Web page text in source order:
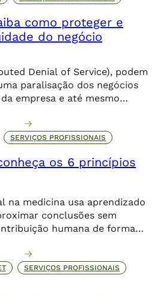
como proteger e
do negócio
Denial of Service), podem
paralisação dos negócios
empresa e até mesmo
da companhia. Além de
no ambiente
ser irreparáveis. Alguns dos
ransomware, que […]
SERVIÇOS PROFISSIONAIS
os 6 princípios
na medicina usa aprendizado
conclusões sem
humana de forma
SERVIÇOS PROFISSIONAIS